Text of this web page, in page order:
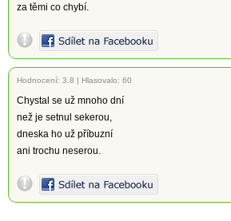
za těmi co chybí.
Hodnocení: 3.8 | Hlasovalo: 60
Chystal se už mnoho dní
než je setnul sekerou,
dneska ho už příbuzní
ani trochu neserou.